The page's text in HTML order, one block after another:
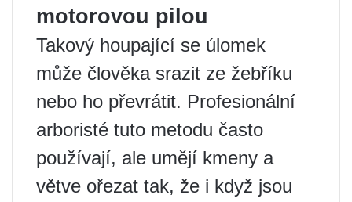
motorovou pilou
Takový houpající se úlomek
může člověka srazit ze žebříku
nebo ho převrátit. Profesionální
arboristé tuto metodu často
používají, ale umějí kmeny a
větve ořezat tak, že i když jsou